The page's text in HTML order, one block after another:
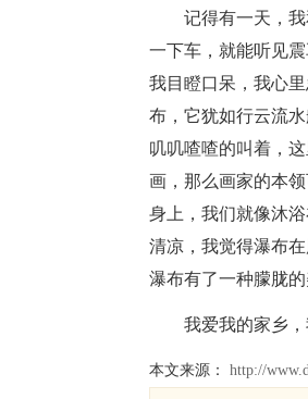
记得有一天，
一下车，就能听见
我目瞪口呆，我心
布，它犹如行云流
叽叽喳喳的叫着，
画，那么画家的本
身上，我们就像沐
清凉，我觉得瀑布
瀑布有了一种朦胧
我爱我的家乡，
本文来源： http://